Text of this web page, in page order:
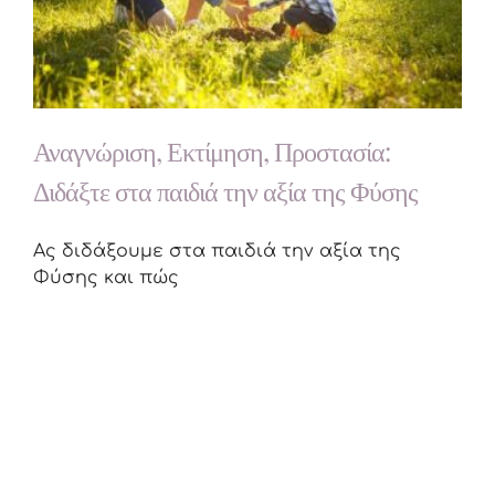
Αναγνώριση, Εκτίμηση, Προστασία:
Διδάξτε στα παιδιά την αξία της Φύσης
Ας διδάξουμε στα παιδιά την αξία της
Φύσης και πώς